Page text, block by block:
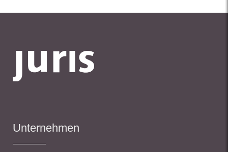
Unternehmen